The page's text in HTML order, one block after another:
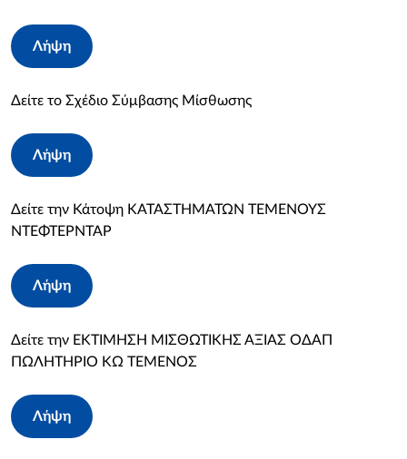
Λήψη
Δείτε το Σχέδιο Σύμβασης Μίσθωσης
Λήψη
Δείτε την Κάτοψη ΚΑΤΑΣΤΗΜΑΤΩΝ ΤΕΜΕΝΟΥΣ
ΝΤΕΦΤΕΡΝΤΑΡ
Λήψη
Δείτε την ΕΚΤΙΜΗΣΗ ΜΙΣΘΩΤΙΚΗΣ ΑΞΙΑΣ ΟΔΑΠ
ΠΩΛΗΤΗΡΙΟ KΩ ΤΕΜΕΝΟΣ
Λήψη